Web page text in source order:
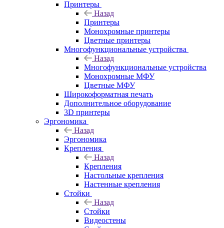
Принтеры
Назад
Принтеры
Моноxромныe принтеры
Цвeтныe принтеры
Многофункциональные устройства
Назад
Многофункциональные устройства
Монохромные МФУ
Цветные МФУ
Широкоформатная печать
Дополнительное оборудование
3D принтеры
Эргономика
Назад
Эргономика
Крепления
Назад
Крепления
Настольные крепления
Настенные крепления
Стойки
Назад
Стойки
Видеостены